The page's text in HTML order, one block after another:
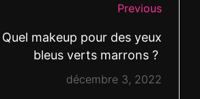
Previous
Quel makeup pour des yeux
bleus verts marrons ?
décembre 3, 2022